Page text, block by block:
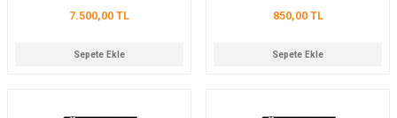
7.500,00 TL
Sepete Ekle
850,00 TL
Sepete Ekle